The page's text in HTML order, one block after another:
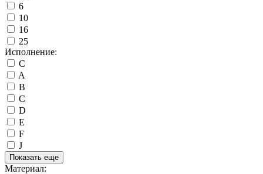
6
10
16
25
Исполнение:
C
A
B
С
D
E
F
J
Показать еще
Материал: